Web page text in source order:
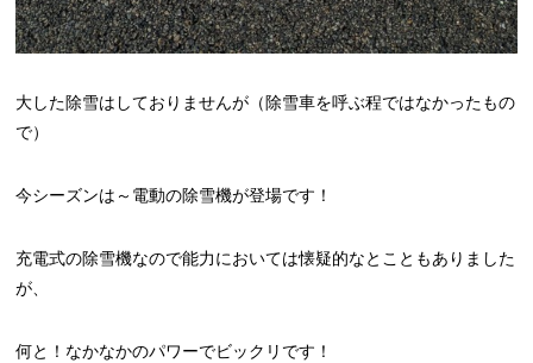
大した除雪はしておりませんが（除雪車を呼ぶ程ではなかったもの
で）
今シーズンは～電動の除雪機が登場です！
充電式の除雪機なので能力においては懐疑的なとこともありました
が、
何と！なかなかのパワーでビックリです！